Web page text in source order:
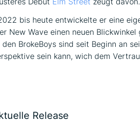
bis heute entwickelte er eine
New Wave einen neuen Blickwinkel
BrokeBoys sind seit Beginn an
sein kann, wich dem
Release